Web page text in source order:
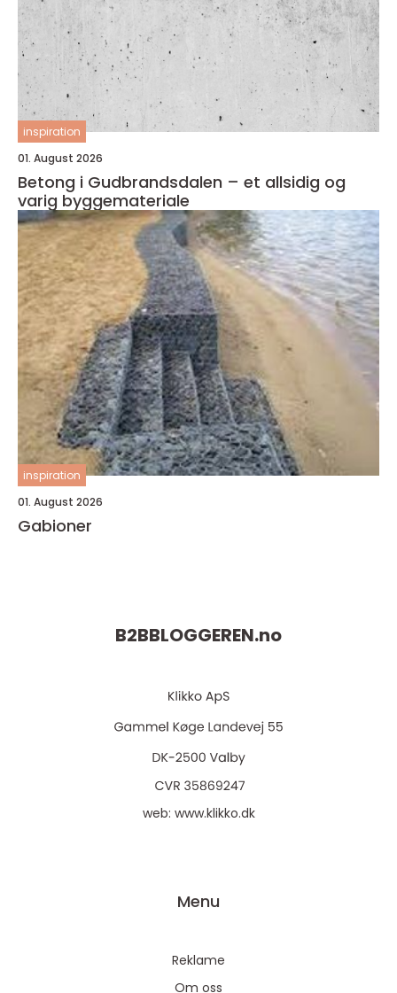
inspiration
01. August 2026
Betong i Gudbrandsdalen – et allsidig og
varig byggemateriale
inspiration
01. August 2026
Gabioner
B2BBLOGGEREN.no
web: www.klikko.dk
Menu
Reklame
Om oss